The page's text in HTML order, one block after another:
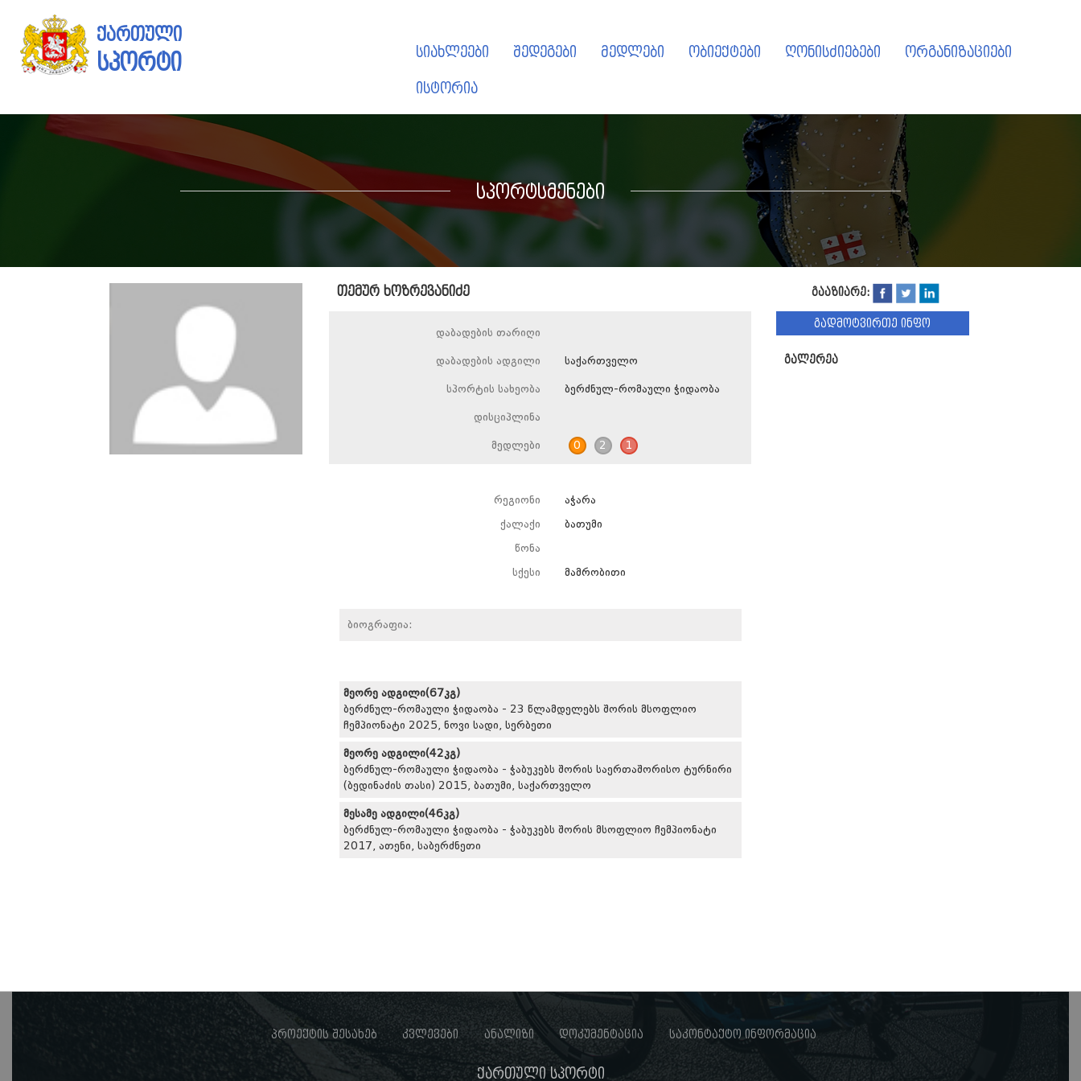
ქართული
სპორტი სიახლეები შედეგები მედლები ობიექტები ღონისძიებები ორგანიზაციები
ისტორია
სპორტსმენები
თემურ ხოზრევანიძე
დაბადების თარიღი
დაბადების ადგილი საქართველო
სპორტის სახეობა ბერძნულ-რომაული ჭიდაობა
დისციპლინა
მედლები 0 2 1
რეგიონი აჭარა
ქალაქი ბათუმი
წონა
სქესი მამრობითი
ბიოგრაფია:
მეორე ადგილი(67კგ)
ბერძნულ-რომაული ჭიდაობა - 23 წლამდელებს შორის მსოფლიო
ჩემპიონატი 2025, ნოვი სადი, სერბეთი
მეორე ადგილი(42კგ)
ბერძნულ-რომაული ჭიდაობა - ჭაბუკებს შორის საერთაშორისო ტურნირი
(ბედინაძის თასი) 2015, ბათუმი, საქართველო
მესამე ადგილი(46კგ)
ბერძნულ-რომაული ჭიდაობა - ჭაბუკებს შორის მსოფლიო ჩემპიონატი
2017, ათენი, საბერძნეთი
გააზიარე:
გადმოტვირთე ინფო
გალერეა
პროექტის შესახებ კვლევები ანალიზი დოკუმენტაცია საკონტაქტო ინფორმაცია
ქართული სპორტი